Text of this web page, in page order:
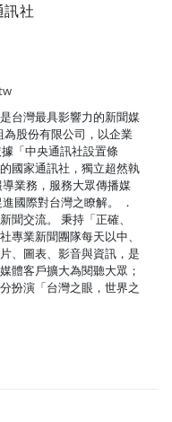
訊社
台灣最具影響力的新聞媒
股份有限公司，以企業
「中央通訊社設置條
國家通訊社，獨立超然執
業務，服務大眾傳播媒
國際對台灣之瞭解。 ．
聞交流。 秉持「正確、
專業新聞團隊每天以中、
、圖表、影音與資訊，是
體客戶擴大為閱聽大眾；
扮演「台灣之眼，世界之